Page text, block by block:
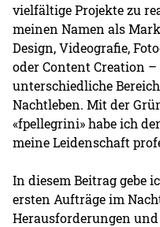
vielfältige Projekte zu
meinen Namen als
Design, Videografie,
oder Content Creation
unterschiedliche
Nachtleben. Mit der
«fpellegrini» habe ich
meine Leidenschaft
In diesem Beitrag gebe
ersten Aufträge im
Herausforderungen